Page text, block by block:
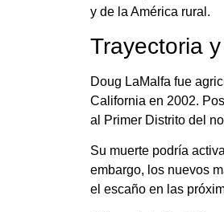
y de la América rural.
Trayectoria
Doug LaMalfa fue
California en 2002.
al Primer Distrito del
Su muerte podría
embargo, los nuevos
el escaño en las